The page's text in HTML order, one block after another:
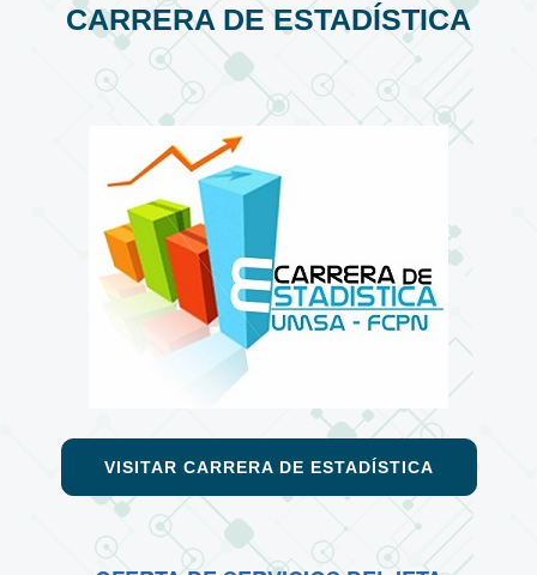
CARRERA DE ESTADÍSTICA
VISITAR CARRERA DE ESTADÍSTICA